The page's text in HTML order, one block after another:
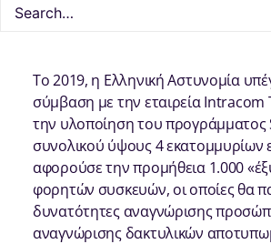
Το 2019, η Ελληνική Αστυνομία
σύμβαση με την εταιρεία Intracom
την υλοποίηση του προγράμματος
συνολικού ύψους 4 εκατομμυρίων
αφορούσε την προμήθεια 1.000
φορητών συσκευών, οι οποίες θα
δυνατότητες αναγνώρισης
αναγνώρισης δακτυλικών